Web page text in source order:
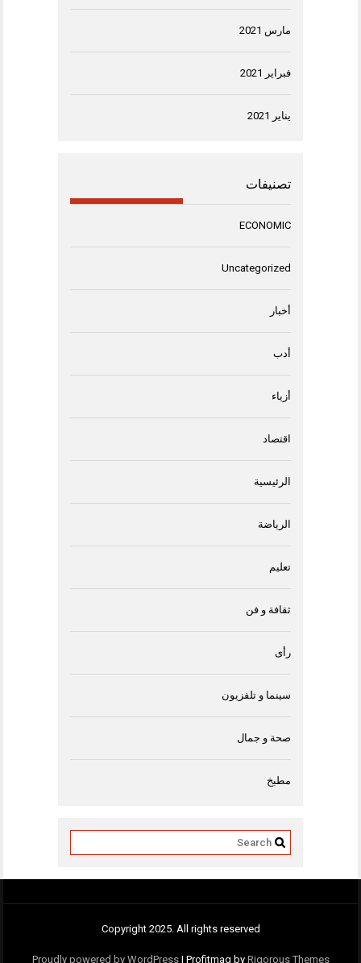
مارس 2021
فبراير 2021
يناير 2021
تصنيفات
ECONOMIC
Uncategorized
أخبار
أدب
أزياء
اقتصاد
الرئيسية
الرياضة
تعليم
ثقافة و فن
رأى
سينما و تلفزيون
صحة و جمال
مطبخ
Copyright 2025. All rights reserved
Proudly powered by WordPress | Profitmag by Rigorous Themes